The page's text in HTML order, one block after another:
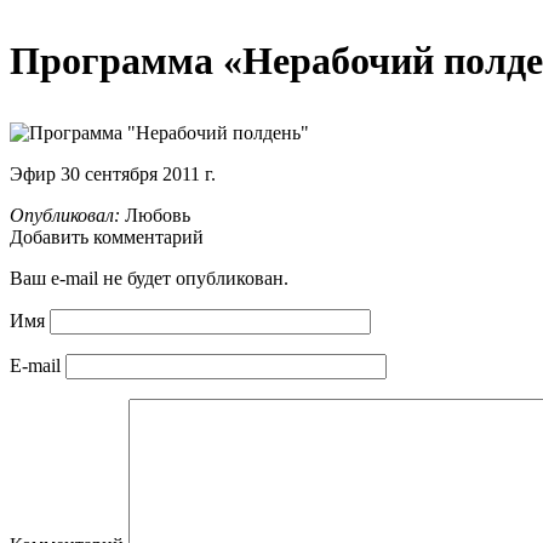
Программа «Нерабочий
Эфир 30 сентября 2011 г.
Опубликовал: Любовь
Добавить комментарий
Ваш e-mail не будет опубликован.
Имя
E-mail